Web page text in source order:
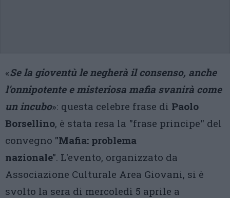
«Se la gioventù le negherà il consenso, anche
l'onnipotente e misteriosa mafia svanirà come
un incubo»: questa celebre frase di Paolo
Borsellino, è stata resa la "frase principe" del
convegno "Mafia: problema
nazionale". L'evento, organizzato da
Associazione Culturale Area Giovani, si è
svolto la sera di mercoledì 5 aprile a